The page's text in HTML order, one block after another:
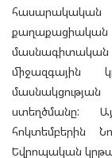
միջազգային
ստեղծմանը:
հոկտեմբերին
Եվրոպական